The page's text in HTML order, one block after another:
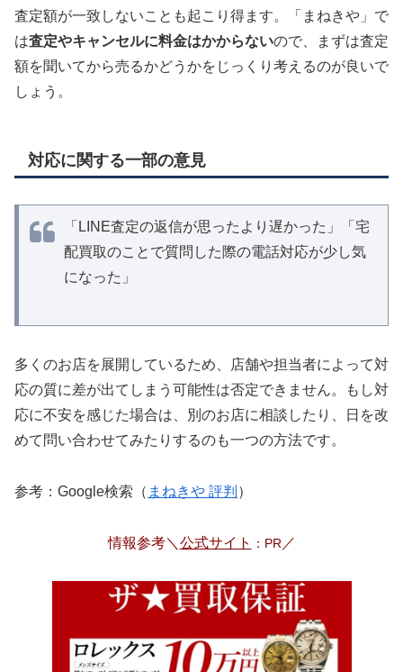
査定額が一致しないことも起こり得ます。「まねきや」で
は査定やキャンセルに料金はかからないので、まずは査定
額を聞いてから売るかどうかをじっくり考えるのが良いで
しょう。
対応に関する一部の意見
「LINE査定の返信が思ったより遅かった」「宅
配買取のことで質問した際の電話対応が少し気
になった」
多くのお店を展開しているため、店舗や担当者によって対
応の質に差が出てしまう可能性は否定できません。もし対
応に不安を感じた場合は、別のお店に相談したり、日を改
めて問い合わせてみたりするのも一つの方法です。
参考：Google検索（ まねきや 評判 ）
情報参考＼ 公式サイト ：PR ／